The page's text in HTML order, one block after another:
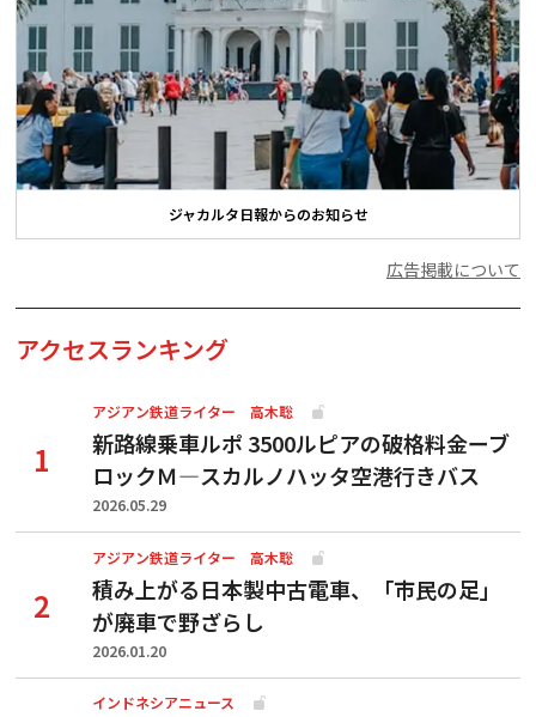
ジャカルタ日報からのお知らせ
広告掲載について
アクセスランキング
アジアン鉄道ライター 高木聡
新路線乗車ルポ 3500ルピアの破格料金ーブ
ロックＭ―スカルノハッタ空港行きバス
2026.05.29
アジアン鉄道ライター 高木聡
積み上がる日本製中古電車、「市民の足」
が廃車で野ざらし
2026.01.20
インドネシアニュース